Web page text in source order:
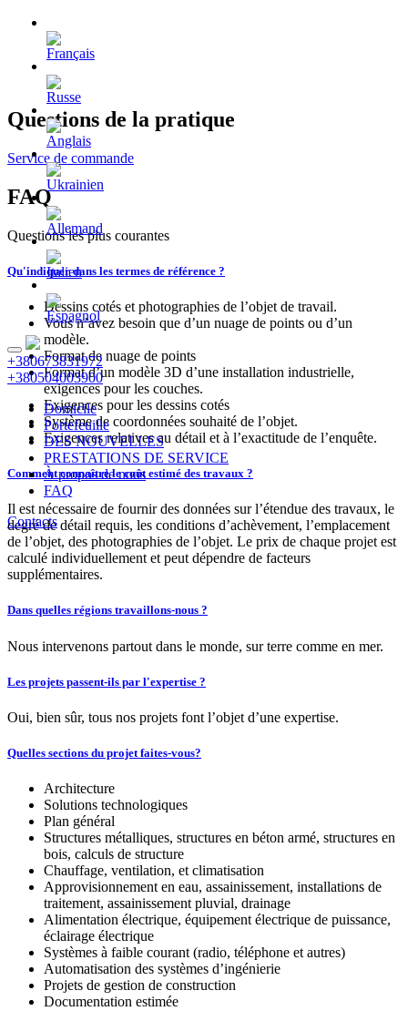
+380673831972
+380504003900
Domicile
Portefeuille
DES NOUVELLES
PRESTATIONS DE SERVICE
À propos de nous
FAQ
Contacts
Questions de la pratique
Service de commande
FAQ
Questions les plus courantes
Qu'indiquer dans les termes de référence ?
Dessins cotés et photographies de l’objet de travail.
Vous n’avez besoin que d’un nuage de points ou d’un
modèle.
Format de nuage de points
Format d’un modèle 3D d’une installation industrielle,
exigences pour les couches.
Exigences pour les dessins cotés
Système de coordonnées souhaité de l’objet.
Exigences relatives au détail et à l’exactitude de l’enquête.
Comment connaître le coût estimé des travaux ?
Il est nécessaire de fournir des données sur l’étendue des travaux, le
degré de détail requis, les conditions d’achèvement, l’emplacement
de l’objet, des photographies de l’objet. Le prix de chaque projet est
calculé individuellement et peut dépendre de facteurs
supplémentaires.
Dans quelles régions travaillons-nous ?
Nous intervenons partout dans le monde, sur terre comme en mer.
Les projets passent-ils par l'expertise ?
Oui, bien sûr, tous nos projets font l’objet d’une expertise.
Quelles sections du projet faites-vous?
Architecture
Solutions technologiques
Plan général
Structures métalliques, structures en béton armé, structures en
bois, calculs de structure
Chauffage, ventilation, et climatisation
Approvisionnement en eau, assainissement, installations de
traitement, assainissement pluvial, drainage
Alimentation électrique, équipement électrique de puissance,
éclairage électrique
Systèmes à faible courant (radio, téléphone et autres)
Automatisation des systèmes d’ingénierie
Projets de gestion de construction
Documentation estimée